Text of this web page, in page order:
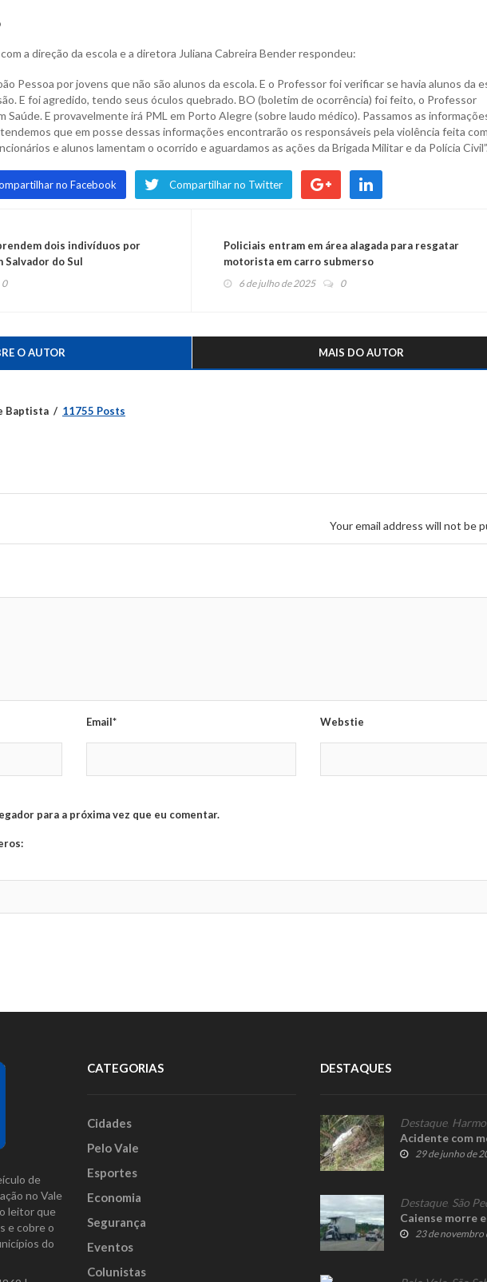
a direção da escola e a diretora Juliana Cabreira Bender respondeu:
Pessoa por jovens que não são alunos da escola. E o Professor foi verificar se havia alunos da
E foi agredido, tendo seus óculos quebrado. BO (boletim de ocorrência) foi feito, o Professor
Saúde. E provavelmente irá PML em Porto Alegre (sobre laudo médico). Passamos as
que em posse dessas informações encontrarão os responsáveis pela violência feita
e alunos lamentam o ocorrido e aguardamos as ações da Brigada Militar e da Polícia Civil”.
no Facebook Compartilhar no Twitter
dois indivíduos por
Salvador do Sul
0
Policiais entram em área alagada para resgatar
motorista em carro submerso
6 de julho de 2025 0
O AUTOR MAIS DO AUTOR
Baptista 11755 Posts
Your email address will not be
Email* Webstie
para a próxima vez que eu comentar.
de
no Vale
leitor que
e cobre o
do
CATEGORIAS
Cidades
Pelo Vale
Esportes
Economia
Segurança
Eventos
Colunistas
DESTAQUES
Destaque,
Acidente com
29 de junho de
Destaque, São
Caiense morre
23 de novembro